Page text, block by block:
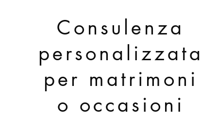
Consulenza
personalizzata
per matrimoni
o occasioni